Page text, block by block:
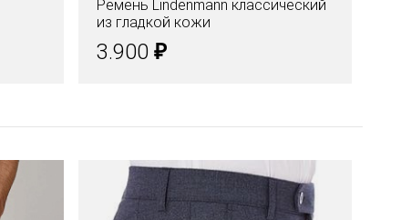
Ремень Lindenmann классический
из гладкой кожи
3.900 ₽